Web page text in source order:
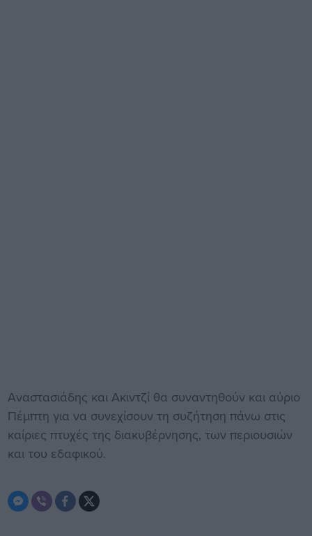
Αναστασιάδης και Ακιντζί θα συναντηθούν και αύριο
Πέμπτη για να συνεχίσουν τη συζήτηση πάνω στις
καίριες πτυχές της διακυβέρνησης, των περιουσιών
και του εδαφικού.